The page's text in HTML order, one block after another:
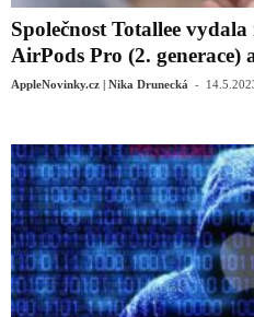
Společnost Totallee
AirPods Pro (2. generace)
AppleNovinky.cz | Nika Drunecká -